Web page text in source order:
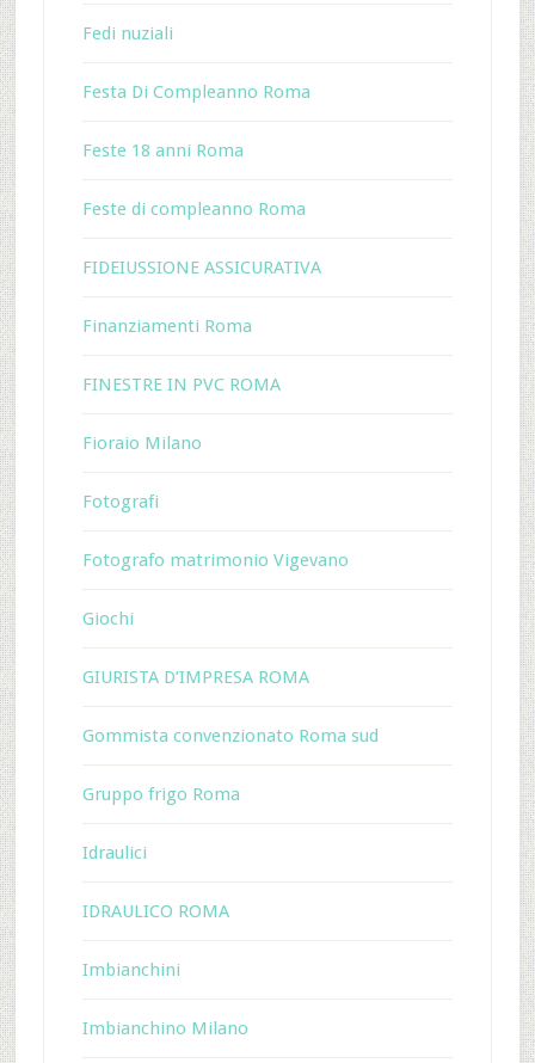
Fedi nuziali
Festa Di Compleanno Roma
Feste 18 anni Roma
Feste di compleanno Roma
FIDEIUSSIONE ASSICURATIVA
Finanziamenti Roma
FINESTRE IN PVC ROMA
Fioraio Milano
Fotografi
Fotografo matrimonio Vigevano
Giochi
GIURISTA D’IMPRESA ROMA
Gommista convenzionato Roma sud
Gruppo frigo Roma
Idraulici
IDRAULICO ROMA
Imbianchini
Imbianchino Milano